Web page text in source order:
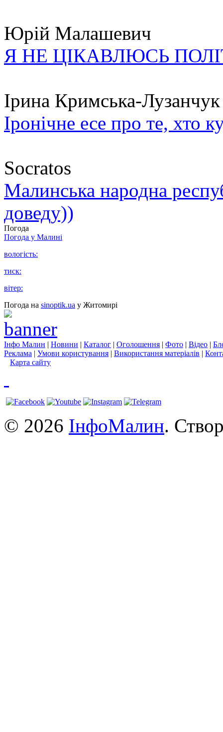
Юрій Малашевич
Я НЕ ЦІКАВЛЮСЬ
Ірина Кримська-Лузанчук
Іронічне есе про те, хто
Socratos
Малинська народна
доведу))
Погода
Погода у Малині
вологість:
тиск:
вітер:
Погода на sinoptik.ua у Житомирі
Інфо Малин | Новини | Каталог | Оголошення | Фото | Відео |
Реклама | Умови користування | Використання матеріалів |
Карта сайту
© 2026 ІнфоМалин.